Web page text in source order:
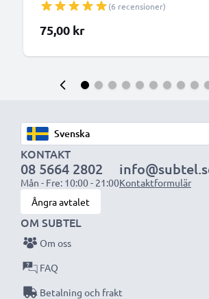
(6 recensioner)
75,00 kr
KONTAKT
08 5664 2802
Mån - Fre: 10:00 - 21:00Kontaktformulär
Ångra avtalet
OM SUBTEL
Om oss
FAQ
Betalning och frakt